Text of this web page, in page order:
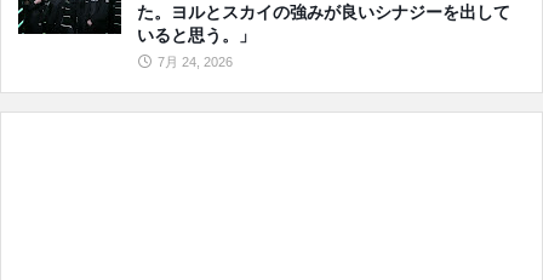
た。ヨルとスカイの強みが良いシナジーを出して
いると思う。」
7月 24, 2026